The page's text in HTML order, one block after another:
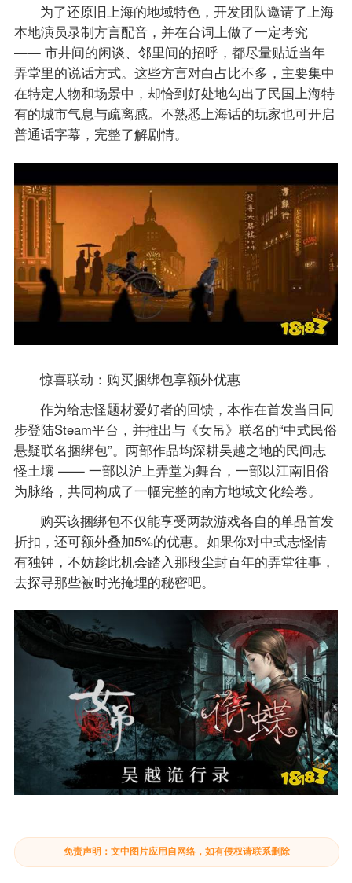
为了还原旧上海的地域特色，开发团队邀请了上海
本地演员录制方言配音，并在台词上做了一定考究
—— 市井间的闲谈、邻里间的招呼，都尽量贴近当年
弄堂里的说话方式。这些方言对白占比不多，主要集中
在特定人物和场景中，却恰到好处地勾出了民国上海特
有的城市气息与疏离感。不熟悉上海话的玩家也可开启
普通话字幕，完整了解剧情。
惊喜联动：购买捆绑包享额外优惠
作为给志怪题材爱好者的回馈，本作在首发当日同
步登陆Steam平台，并推出与《女吊》联名的“中式民俗
悬疑联名捆绑包”。两部作品均深耕吴越之地的民间志
怪土壤 —— 一部以沪上弄堂为舞台，一部以江南旧俗
为脉络，共同构成了一幅完整的南方地域文化绘卷。
购买该捆绑包不仅能享受两款游戏各自的单品首发
折扣，还可额外叠加5%的优惠。如果你对中式志怪情
有独钟，不妨趁此机会踏入那段尘封百年的弄堂往事，
去探寻那些被时光掩埋的秘密吧。
免责声明：文中图片应用自网络，如有侵权请联系删除